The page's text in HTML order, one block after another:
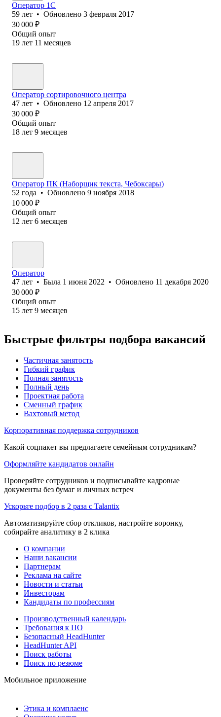
Оператор 1C
59 лет • Обновлено 3 февраля 2017
30 000 ₽
Общий опыт
19 лет 11 месяцев
Оператор сортировочного центра
47 лет • Обновлено 12 апреля 2017
30 000 ₽
Общий опыт
18 лет 9 месяцев
Оператор ПК (Наборщик текста, Чебоксары)
52 года • Обновлено 9 ноября 2018
10 000 ₽
Общий опыт
12 лет 6 месяцев
Оператор
47 лет • Была 1 июня 2022 • Обновлено 11 декабря 2020
30 000 ₽
Общий опыт
15 лет 9 месяцев
Быстрые фильтры подбора вакансий
Частичная занятость
Гибкий график
Полная занятость
Полный день
Проектная работа
Сменный график
Вахтовый метод
Корпоративная поддержка сотрудников
Какой соцпакет вы предлагаете семейным сотрудникам?
Оформляйте кандидатов онлайн
Проверяйте сотрудников и подписывайте кадровые
документы без бумаг и личных встреч
Ускорьте подбор в 2 раза с Talantix
Автоматизируйте сбор откликов, настройте воронку,
собирайте аналитику в 2 клика
О компании
Наши вакансии
Партнерам
Реклама на сайте
Новости и статьи
Инвесторам
Кандидаты по профессиям
Производственный календарь
Требования к ПО
Безопасный HeadHunter
HeadHunter API
Поиск работы
Поиск по резюме
Мобильное приложение
Этика и комплаенс